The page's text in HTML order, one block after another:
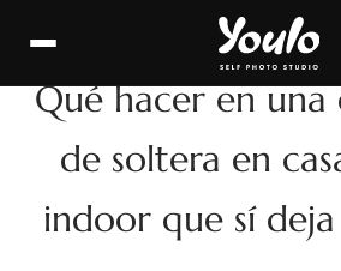
QUÉ
Qué hacer en una
de soltera en
indoor que sí